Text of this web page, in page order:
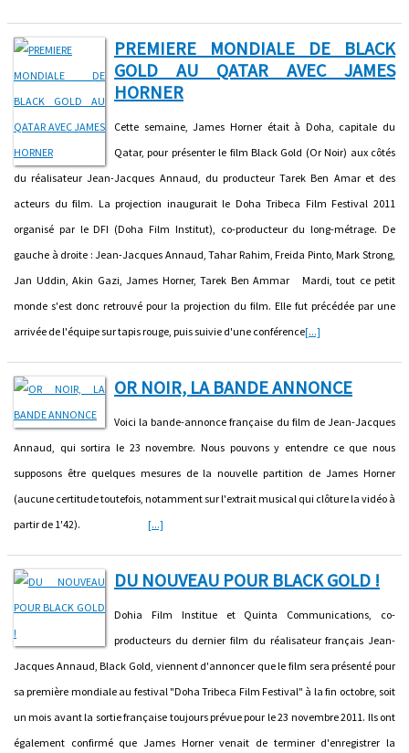
PREMIERE MONDIALE DE BLACK
GOLD AU QATAR AVEC JAMES
HORNER
Cette semaine, James Horner était à Doha, capitale du
Qatar, pour présenter le film Black Gold (Or Noir) aux côtés
du réalisateur Jean-Jacques Annaud, du producteur Tarek Ben Amar et des
acteurs du film. La projection inaugurait le Doha Tribeca Film Festival 2011
organisé par le DFI (Doha Film Institut), co-producteur du long-métrage. De
gauche à droite : Jean-Jacques Annaud, Tahar Rahim, Freida Pinto, Mark Strong,
Jan Uddin, Akin Gazi, James Horner, Tarek Ben Ammar Mardi, tout ce petit
monde s'est donc retrouvé pour la projection du film. Elle fut précédée par une
arrivée de l'équipe sur tapis rouge, puis suivie d'une conférence[...]
OR NOIR, LA BANDE ANNONCE
Voici la bande-annonce française du film de Jean-Jacques
Annaud, qui sortira le 23 novembre. Nous pouvons y entendre ce que nous
supposons être quelques mesures de la nouvelle partition de James Horner
(aucune certitude toutefois, notamment sur l'extrait musical qui clôture la vidéo à
partir de 1'42). [...]
DU NOUVEAU POUR BLACK GOLD !
Dohia Film Institue et Quinta Communications, co-
producteurs du dernier film du réalisateur français Jean-
Jacques Annaud, Black Gold, viennent d'annoncer que le film sera présenté pour
sa première mondiale au festival "Doha Tribeca Film Festival" à la fin octobre, soit
un mois avant la sortie française toujours prévue pour le 23 novembre 2011. Ils ont
également confirmé que James Horner venait de terminer d'enregistrer la